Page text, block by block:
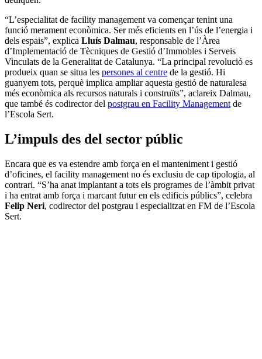
“L’especialitat de facility management va començar tenint una
funció merament econòmica. Ser més eficients en l’ús de l’energia i
dels espais”, explica Lluís Dalmau, responsable de l’Àrea
d’Implementació de Tècniques de Gestió d’Immobles i Serveis
Vinculats de la Generalitat de Catalunya. “La principal revolució es
produeix quan se situa les persones al centre de la gestió. Hi
guanyem tots, perquè implica ampliar aquesta gestió de naturalesa
més econòmica als recursos naturals i construïts”, aclareix Dalmau,
que també és codirector del postgrau en Facility Management de
l’Escola Sert.
L’impuls des del sector públic
Encara que es va estendre amb força en el manteniment i gestió
d’oficines, el facility management no és exclusiu de cap tipologia, al
contrari. “S’ha anat implantant a tots els programes de l’àmbit privat
i ha entrat amb força i marcant futur en els edificis públics”, celebra
Felip Neri, codirector del postgrau i especialitzat en FM de l’Escola
Sert.